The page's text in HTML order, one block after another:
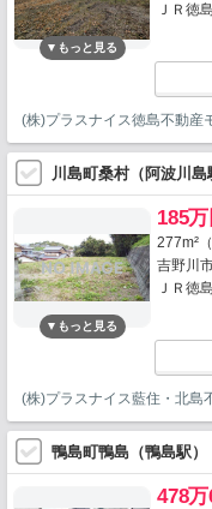
ＪＲ徳
(株)プラスナイス徳島不動産
川島町桑村（阿波川島
185万
277m²
吉野川
ＪＲ徳
(株)プラスナイス藍住・北島
鴨島町鴨島（鴨島駅）
478万